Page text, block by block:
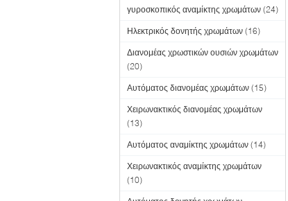
γυροσκοπικός αναμίκτης χρωμάτων (24)
Ηλεκτρικός δονητής χρωμάτων (16)
Διανομέας χρωστικών ουσιών χρωμάτων
(20)
Αυτόματος διανομέας χρωμάτων (15)
Χειρωνακτικός διανομέας χρωμάτων
(13)
Αυτόματος αναμίκτης χρωμάτων (14)
Χειρωνακτικός αναμίκτης χρωμάτων
(10)